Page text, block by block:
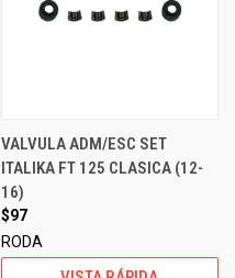
VALVULA ADM/ESC SET
ITALIKA FT 125 CLASICA (12-
16)
$97
RODA